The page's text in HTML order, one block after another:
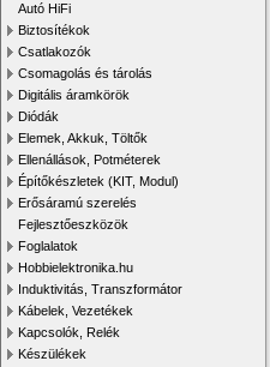
Autó HiFi
Biztosítékok
Csatlakozók
Csomagolás és tárolás
Digitális áramkörök
Diódák
Elemek, Akkuk, Töltők
Ellenállások, Potméterek
Építőkészletek (KIT, Modul)
Erősáramú szerelés
Fejlesztőeszközök
Foglalatok
Hobbielektronika.hu
Induktivitás, Transzformátor
Kábelek, Vezetékek
Kapcsolók, Relék
Készülékek